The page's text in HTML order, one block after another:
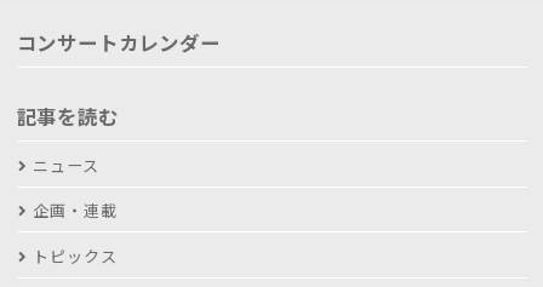
コンサートカレンダー
記事を読む
ニュース
企画・連載
トピックス